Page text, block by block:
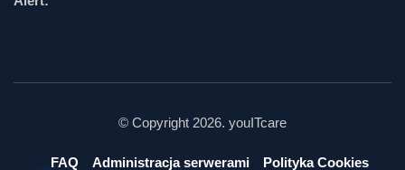
© Copyright 2026. youITcare
FAQ Administracja serwerami Polityka Cookies